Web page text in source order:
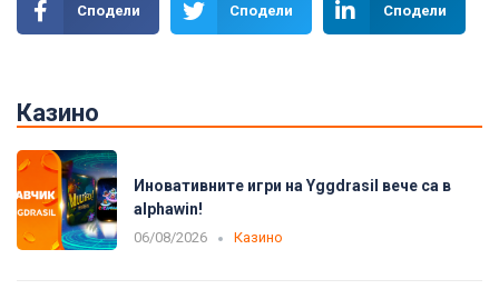
Сподели Сподели Сподели
Казино
Иновативните игри на Yggdrasil вече са в
alphawin!
06/08/2026 Казино